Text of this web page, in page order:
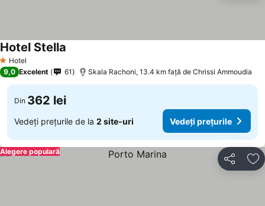
1 Stele
Hotel
Hotel Stella
9,0 Excelent 61 Skala Rachoni, 13.4 km faţă de Chrissi Ammoudia
Din 362 lei
Vedeți prețurile de la 2 site-uri Vedeți prețurile
Distribuiți
Alegere populară